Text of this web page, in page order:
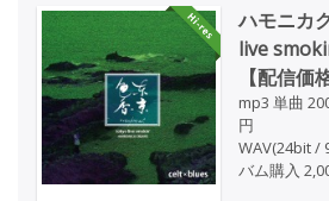
ハモニカ
live
【配信価
mp3 単曲
円
WAV(24bit /
バム購入